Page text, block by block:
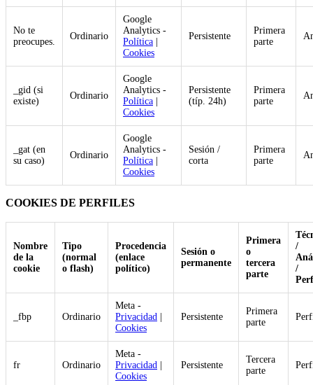
No te
preocupes.
Ordinario
Google
Analytics -
Política
Cookies
Persistente
Primera
parte
_gid (si
existe)
Ordinario
Google
Analytics -
Política
Cookies
Persistente
(típ. 24h)
Primera
parte
_gat (en
su caso)
Ordinario
Google
Analytics -
Política
Cookies
Sesión /
corta
Primera
parte
COOKIES DE PERFILES
Nombre
de la
cookie
Tipo
(normal
o flash)
Procedencia
(enlace
político)
Sesión o
permanente
Primera
o
tercera
parte
/
/
_fbp Ordinario
Meta -
Privacidad
Cookies
Persistente
Primera
parte
fr Ordinario
Meta -
Privacidad
Cookies
Persistente
Tercera
parte